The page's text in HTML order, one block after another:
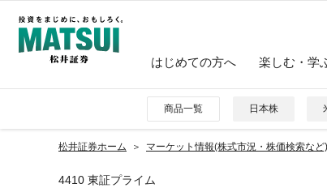
はじめての方へ 楽しむ・学
商品一覧 日本株
松井証券ホーム マーケット情報(株式市況・株価検索など)
4410 東証プライム